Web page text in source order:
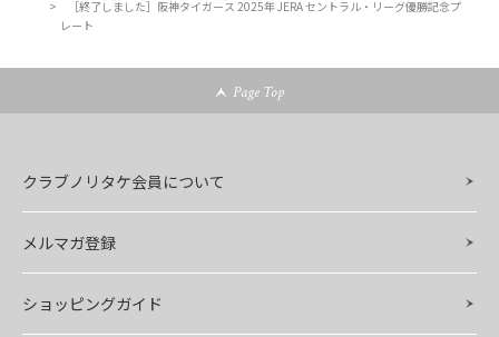
［終了しました］阪神タイガース 2025年 JERA セントラル・リーグ優勝記念プ
レート
Page Top
クラブノリタケ会員について
メルマガ登録
ショッピングガイド